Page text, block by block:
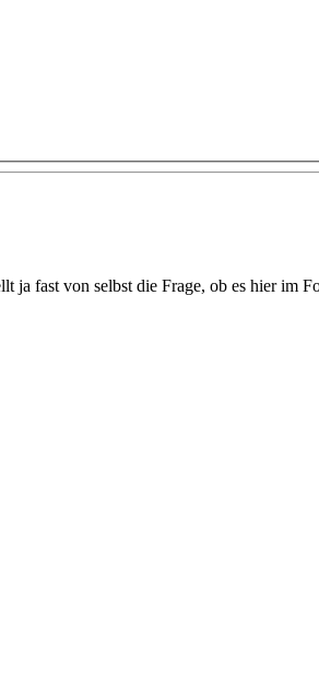
fast von selbst die Frage, ob es hier im